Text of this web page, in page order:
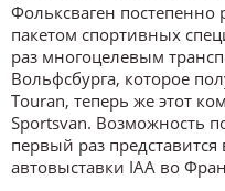
Фольксваген
пакетом спортивных
раз многоцелевым
Вольфсбурга, которое
Touran, теперь же этот
Sportsvan. Возможность
первый раз
автовыставки IAA во